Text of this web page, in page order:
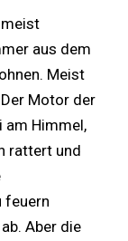
meist
aus dem
Meist
Motor der
am Himmel,
rattert und
feuern
Aber die